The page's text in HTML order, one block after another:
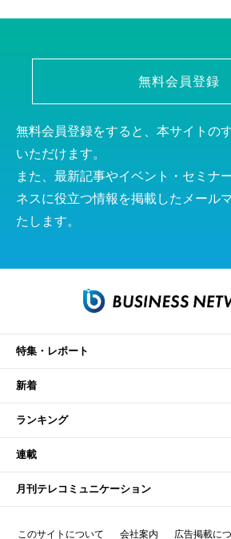
無料会員登録
無料会員登録をすると、本サイトの
いただけます。
また、最新記事やイベント・セミナ
ネスに役立つ情報を掲載したメール
たします。
特集・レポート
新着
ランキング
連載
月刊テレコミュニケーション
このサイトについて 会社案内 広告掲載に